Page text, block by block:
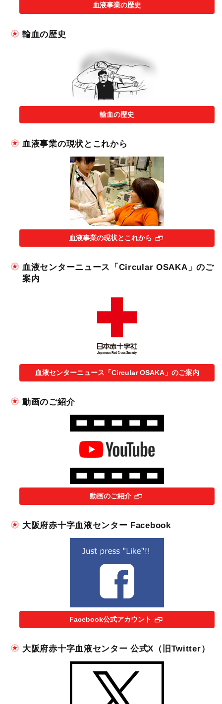
血液事業の歴史
輸血の歴史
輸血の歴史
血液事業の現状とこれから
血液事業の現状とこれから
血液センターニュース「Circular OSAKA」のご
案内
血液センターニュース「Circular OSAKA」のご案内
動画のご紹介
動画のご紹介
大阪府赤十字血液センター Facebook
Facebook公式アカウント
大阪府赤十字血液センター 公式X（旧Twitter）